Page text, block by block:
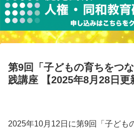
第9回「子どもの育ちをつ
践講座 【2025年8月28日更
2025年10月12日に第9回「子ども